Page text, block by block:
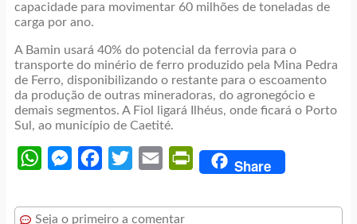
capacidade para movimentar 60 milhões de toneladas de
carga por ano.
A Bamin usará 40% do potencial da ferrovia para o
transporte do minério de ferro produzido pela Mina Pedra
de Ferro, disponibilizando o restante para o escoamento
da produção de outras mineradoras, do agronegócio e
demais segmentos. A Fiol ligará Ilhéus, onde ficará o Porto
Sul, ao município de Caetité.
WhatsAppMessengerFacebook
Twitter Email PrintFriendly
Share
Seja o primeiro a comentar